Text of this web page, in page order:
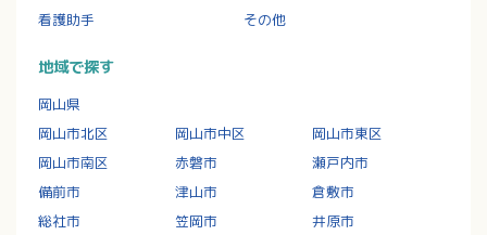
看護助手
その他
地域で探す
岡山県
岡山市北区
岡山市中区
岡山市東区
岡山市南区
赤磐市
瀬戸内市
備前市
津山市
倉敷市
総社市
笠岡市 井原市